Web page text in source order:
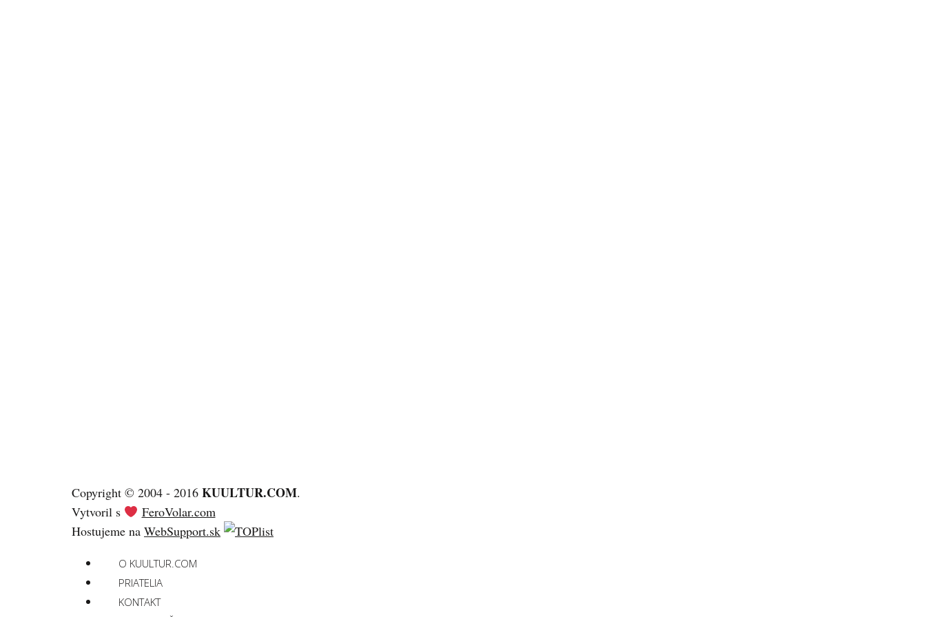
Copyright © 2004 - 2016 KUULTUR.COM.
Vytvoril s
FeroVolar.com
Hostujeme na WebSupport.sk
O KUULTUR.COM
PRIATELIA
KONTAKT